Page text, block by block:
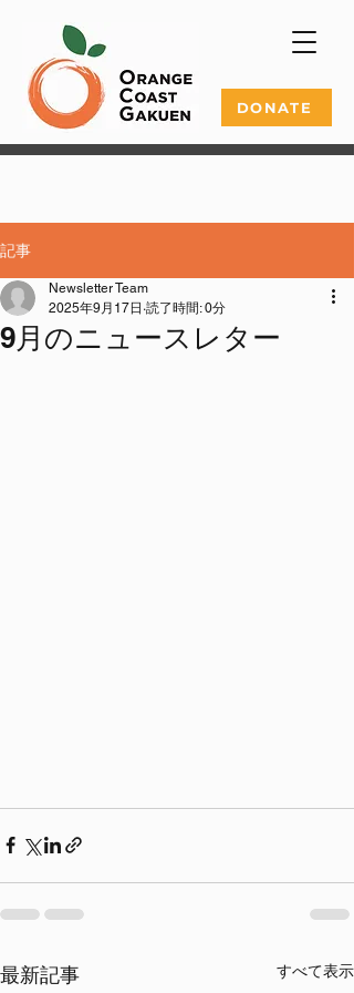
DONATE
記事
9月のニュースレター
Newsletter Team
2025年9月17日 読了時間: 0分
最新記事 すべて表示